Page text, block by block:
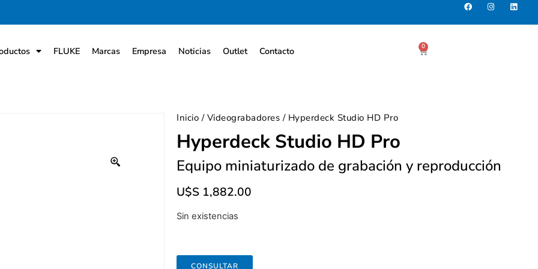
FLUKE Marcas Empresa Noticias Outlet Contacto 0
Inicio / Videograbadores / Hyperdeck Studio HD Pro
Hyperdeck Studio HD Pro
Equipo miniaturizado de grabación y reproducción
U$S 1,882.00
Sin existencias
CONSULTAR